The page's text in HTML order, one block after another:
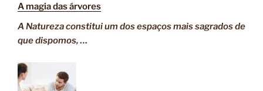
A magia das árvores
A Natureza constitui um dos espaços mais sagrados de
que dispomos, …